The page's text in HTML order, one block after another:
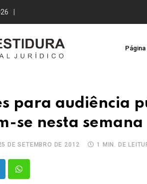
Página
para audiência
se nesta semana
DE SETEMBRO DE 2012 1 MIN. DE
Whatsapp